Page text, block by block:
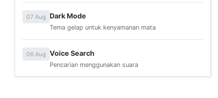
07 Aug Dark Mode
Tema gelap untuk kenyamanan mata
06 Aug Voice Search
Pencarian menggunakan suara